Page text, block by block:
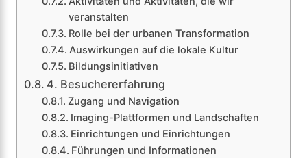
veranstalten
Rolle bei der urbanen Transformation
Auswirkungen auf die lokale Kultur
Bildungsinitiativen
4. Besuchererfahrung
Zugang und Navigation
Imaging-Plattformen und Landschaften
Einrichtungen und Einrichtungen
Führungen und Informationen